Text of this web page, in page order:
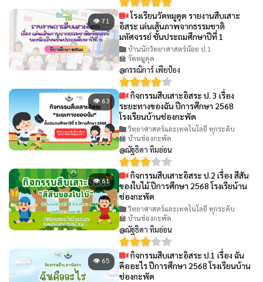
👁 71
โรงเรียนวัดหมูดุด รายงานสืบเสาะ
อิสระ เล่นเส้นภาพจากธรรมชาติ
มหัศจรรย์ ชั้นประถมศึกษาปีที่ 1
บ้านนักวิทยาศาสตร์น้อย ป.1
🏫 วัดหมูดุด
@กรรณิการ์ เพียป้อง
👁 63
กิจกรรมสืบเสาะอิสระ ป. 3 เรื่อง
ระยะทางของฉัน ปีการศึกษา 2568
โรงเรียนบ้านช่องกะพัด
วิทยาศาสตร์และเทคโนโลยี ทุกระดับ
🏫 บ้านช่องกะพัด
@ณัฐธิดา ทิมอ่อน
👁 61
กิจกรรมสืบเสาะอิสระ ป.2 เรื่อง สีสัน
ของใบไม้ ปีการศึกษา 2568 โรงเรียน้าน
ช่องกะพัด
วิทยาศาสตร์และเทคโนโลยี ทุกระดับ
🏫 บ้านช่องกะพัด
@ณัฐธิดา ทิมอ่อน
👁 65
กิจกรรมสืบเสาะอิสระ ป.1 เรื่อง ฉัน
คืออะไร ปีการศึกษา 2568 โรงเรียนบ้าน
ช่องกะพัด